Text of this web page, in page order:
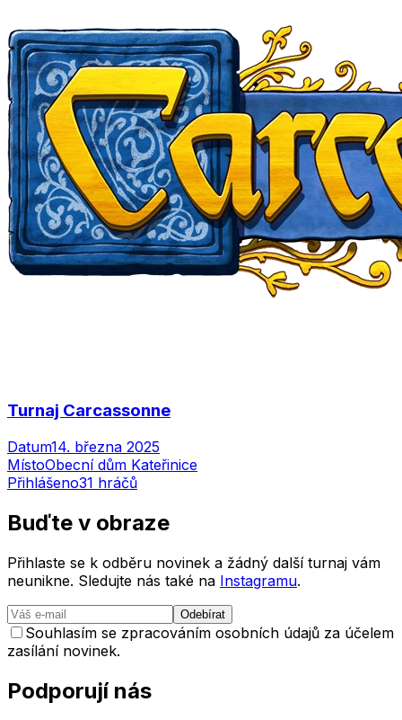
Turnaj Carcassonne
Datum14. března 2025
MístoObecní dům Kateřinice
Přihlášeno31 hráčů
Buďte v obraze
Přihlaste se k odběru novinek a žádný další turnaj vám
neunikne. Sledujte nás také na Instagramu.
Odebírat
Souhlasím se zpracováním osobních údajů za účelem
zasílání novinek.
Podporují nás